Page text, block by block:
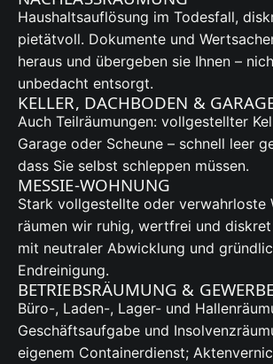
Haushaltsauflösung im Todesfall,
pietätvoll. Dokumente und
heraus und übergeben sie Ihnen –
unbedacht entsorgt.
KELLER, DACHBODEN &
Auch Teilräumungen: vollgestellter
Garage oder Scheune – schnell leer
dass Sie selbst schleppen müssen.
MESSIE-WOHNUNG
Stark vollgestellte oder verwahrloste
räumen wir ruhig, wertfrei und
mit neutraler Abwicklung und
Endreinigung.
BETRIEBSRÄUMUNG &
Büro-, Laden-, Lager- und
Geschäftsaufgabe und
eigenem Containerdienst;